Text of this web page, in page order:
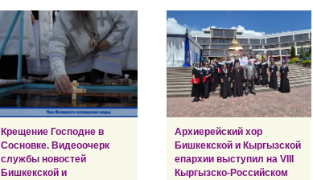
Крещение Господне в
Сосновке. Видеоочерк
службы новостей
Бишкекской и
Архиерейский хор
Бишкекской и Кыргызской
епархии выступил на VIII
Кыргызско-Российском